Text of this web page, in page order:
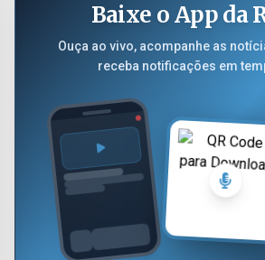
Baixe o App da
Ouça ao vivo, acompanhe as
receba notificações em